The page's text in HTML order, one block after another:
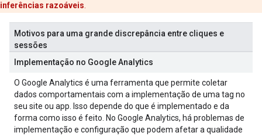
inferências razoáveis.
Motivos para uma grande discrepância entre cliques e
sessões
Implementação no Google Analytics
O Google Analytics é uma ferramenta que permite coletar
dados comportamentais com a implementação de uma tag no
seu site ou app. Isso depende do que é implementado e da
forma como isso é feito. No Google Analytics, há problemas de
implementação e configuração que podem afetar a qualidade